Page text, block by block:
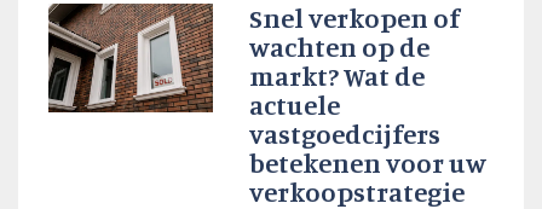
Snel verkopen of
wachten op de
markt? Wat de
actuele
vastgoedcijfers
betekenen voor uw
verkoopstrategie